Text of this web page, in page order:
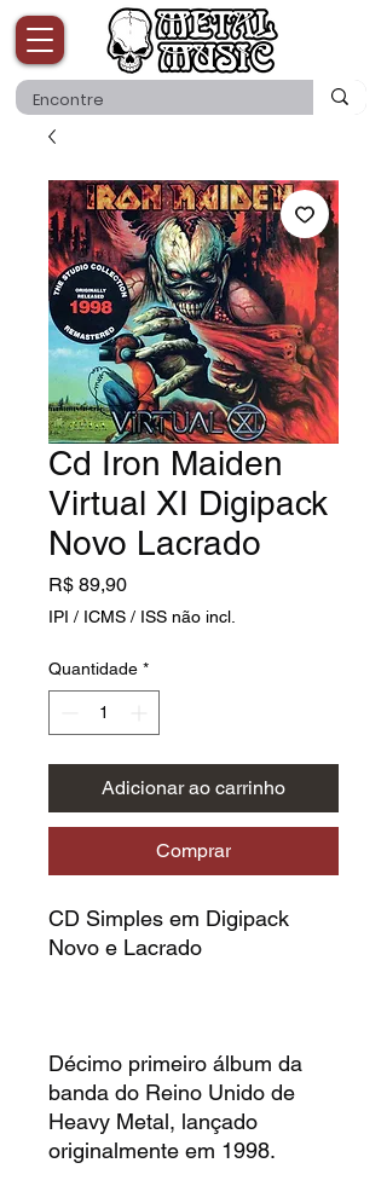
Cd Iron Maiden
Virtual XI Digipack
Novo Lacrado
R$ 89,90Preço
IPI / ICMS / ISS não incl.
Quantidade *
Adicionar ao carrinho
Comprar
CD Simples em Digipack
Novo e Lacrado
Décimo primeiro álbum da
banda do Reino Unido de
Heavy Metal, lançado
originalmente em 1998.